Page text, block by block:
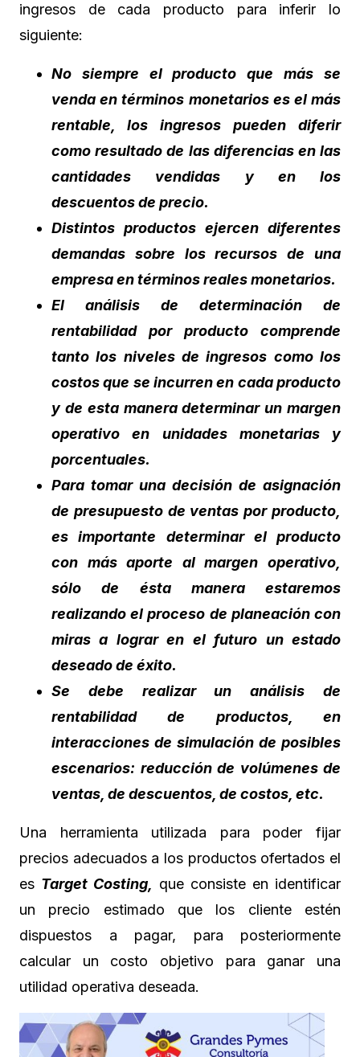
ingresos de cada producto para inferir lo
siguiente:
No siempre el producto que más se
venda en términos monetarios es el más
rentable, los ingresos pueden diferir
como resultado de las diferencias en las
cantidades vendidas y en los
descuentos de precio.
Distintos productos ejercen diferentes
demandas sobre los recursos de una
empresa en términos reales monetarios.
El análisis de determinación de
rentabilidad por producto comprende
tanto los niveles de ingresos como los
costos que se incurren en cada producto
y de esta manera determinar un margen
operativo en unidades monetarias y
porcentuales.
Para tomar una decisión de asignación
de presupuesto de ventas por producto,
es importante determinar el producto
con más aporte al margen operativo,
sólo de ésta manera estaremos
realizando el proceso de planeación con
miras a lograr en el futuro un estado
deseado de éxito.
Se debe realizar un análisis de
rentabilidad de productos, en
interacciones de simulación de posibles
escenarios: reducción de volúmenes de
ventas, de descuentos, de costos, etc.
Una herramienta utilizada para poder fijar
precios adecuados a los productos ofertados el
es Target Costing,
que consiste en identificar
un precio estimado que los cliente estén
dispuestos a pagar, para posteriormente
calcular un costo objetivo para ganar una
utilidad operativa deseada.